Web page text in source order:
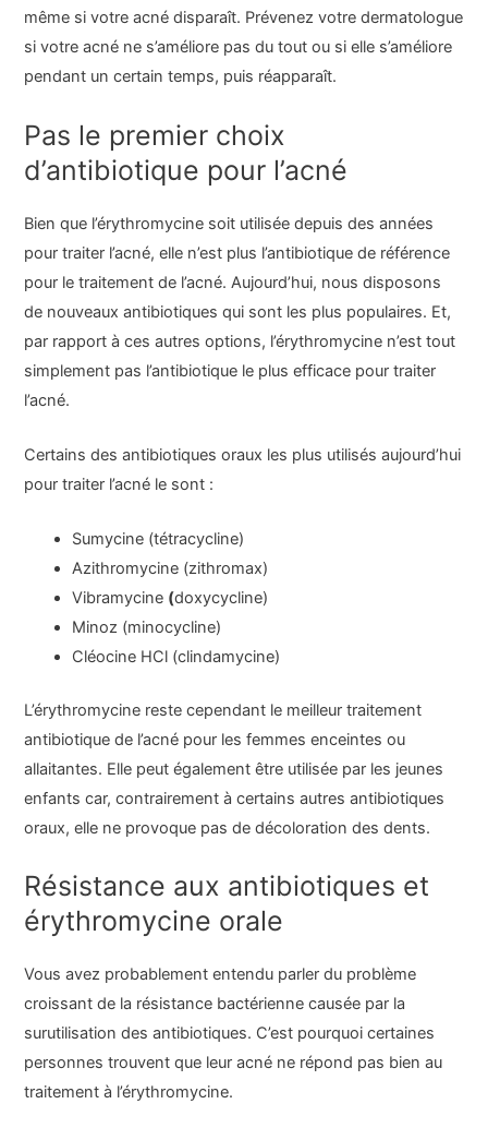
même si votre acné disparaît. Prévenez votre dermatologue
si votre acné ne s’améliore pas du tout ou si elle s’améliore
pendant un certain temps, puis réapparaît.
Pas le premier choix
d’antibiotique pour l’acné
Bien que l’érythromycine soit utilisée depuis des années
pour traiter l’acné, elle n’est plus l’antibiotique de référence
pour le traitement de l’acné. Aujourd’hui, nous disposons
de nouveaux antibiotiques qui sont les plus populaires. Et,
par rapport à ces autres options, l’érythromycine n’est tout
simplement pas l’antibiotique le plus efficace pour traiter
l’acné.
Certains des antibiotiques oraux les plus utilisés aujourd’hui
pour traiter l’acné le sont :
Sumycine (tétracycline)
Azithromycine (zithromax)
Vibramycine (doxycycline)
Minoz (minocycline)
Cléocine HCl (clindamycine)
L’érythromycine reste cependant le meilleur traitement
antibiotique de l’acné pour les femmes enceintes ou
allaitantes. Elle peut également être utilisée par les jeunes
enfants car, contrairement à certains autres antibiotiques
oraux, elle ne provoque pas de décoloration des dents.
Résistance aux antibiotiques et
érythromycine orale
Vous avez probablement entendu parler du problème
croissant de la résistance bactérienne causée par la
surutilisation des antibiotiques. C’est pourquoi certaines
personnes trouvent que leur acné ne répond pas bien au
traitement à l’érythromycine.